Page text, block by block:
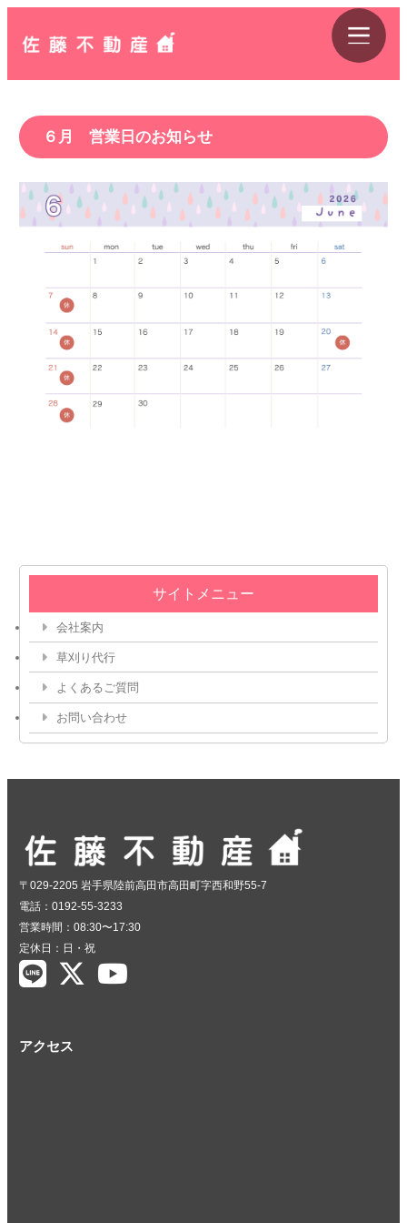
６月 営業日のお知らせ
サイトメニュー
会社案内
草刈り代行
よくあるご質問
お問い合わせ
〒029-2205 岩手県陸前高田市高田町字西和野55-7
電話：0192-55-3233
営業時間：08:30〜17:30
定休日：日・祝
アクセス